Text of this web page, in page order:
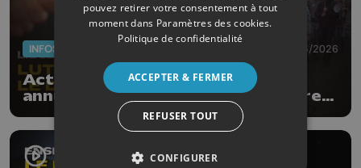
INFOS 12/06/2026
Actus de la semaine : examens
annulés et maintenus, lutte contre
le deal, bilan de l'aéroport
pouvez retirer votre consentement à tout
moment dans Paramètres des cookies.
Politique de confidentialité
ACCEPTER & FERMER
REFUSER TOUT
CONFIGURER